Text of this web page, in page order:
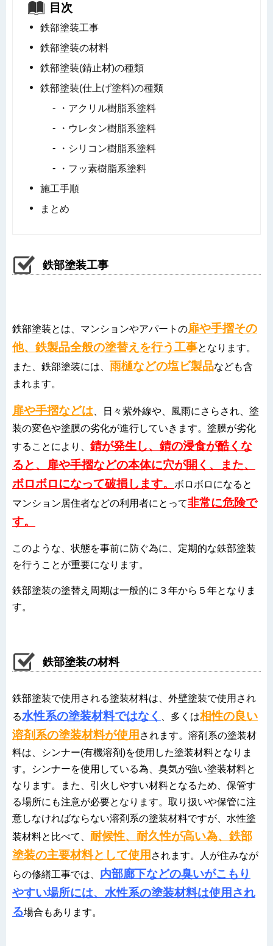
目次
鉄部塗装工事
鉄部塗装の材料
鉄部塗装(錆止材)の種類
鉄部塗装(仕上げ塗料)の種類
・アクリル樹脂系塗料
・ウレタン樹脂系塗料
・シリコン樹脂系塗料
・フッ素樹脂系塗料
施工手順
まとめ
鉄部塗装工事
鉄部塗装とは、マンションやアパートの扉や手摺その
他、鉄製品全般の塗替えを行う工事となります。
また、鉄部塗装には、 雨樋などの塩ビ製品なども含
まれます。
扉や手摺などは 、日々紫外線や、風雨にさらされ、塗
装の変色や塗膜の劣化が進行していきます。塗膜が劣化
することにより、 錆が発生し、錆の浸食が酷くな
ると、扉や手摺などの本体に穴が開く、また、
ボロボロになって破損します。
ボロボロになると
マンション居住者などの利用者にとって非常に危険で
す。
このような、状態を事前に防ぐ為に、定期的な鉄部塗装
を行うことが重要になります。
鉄部塗装の塗替え周期は一般的に３年から５年となりま
す。
鉄部塗装の材料
鉄部塗装で使用される塗装材料は、外壁塗装で使用され
る水性系の塗装材料ではなく 、多くは相性の良い
溶剤系の塗装材料が使用 されます。溶剤系の塗装材
料は、シンナー(有機溶剤)を使用した塗装材料となりま
す。シンナーを使用している為、臭気が強い塗装材料と
なります。また、引火しやすい材料となるため、保管す
る場所にも注意が必要となります。取り扱いや保管に注
意しなければならない溶剤系の塗装材料ですが、水性塗
装材料と比べて、 耐候性、耐久性が高い為、鉄部
塗装の主要材料として使用 されます。人が住みなが
らの修繕工事では、 内部廊下などの臭いがこもり
やすい場所には、水性系の塗装材料は使用され
る場合もあります。